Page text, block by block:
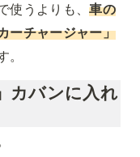
使うよりも、車の
ーチャージャー」
。
カバンに入れ